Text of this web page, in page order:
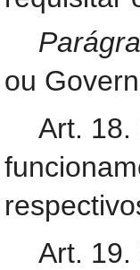
ou
Art. 18.
Art. 19.